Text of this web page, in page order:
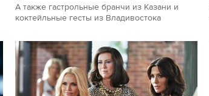
А также гастрольные бранчи из Казани и
коктейльные гесты из Владивостока